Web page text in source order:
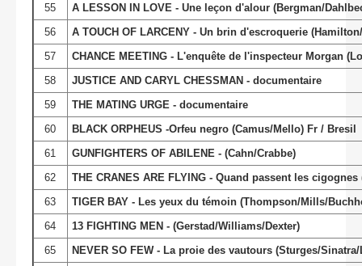
55
A LESSON IN LOVE - Une leçon d'alour (Bergman/
56
A TOUCH OF LARCENY - Un brin d'escroquerie
57
CHANCE MEETING - L'enquête de l'inspecteur Morgan
58
JUSTICE AND CARYL CHESSMAN - documentaire
59
THE MATING URGE - documentaire
60
BLACK ORPHEUS -Orfeu negro (Camus/Mello) Fr / Bresil
61
GUNFIGHTERS OF ABILENE - (Cahn/Crabbe)
62
THE CRANES ARE FLYING - Quand passent les
63
TIGER BAY - Les yeux du témoin (Thompson/Mills/
64
13 FIGHTING MEN - (Gerstad/Williams/Dexter)
65
NEVER SO FEW - La proie des vautours (Sturges/